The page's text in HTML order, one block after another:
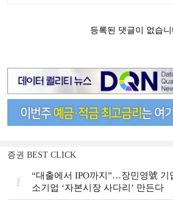
증권 BEST CLICK
1
“대출에서 IPO까지”…장민영號 기
소기업 ‘자본시장 사다리’ 만든다